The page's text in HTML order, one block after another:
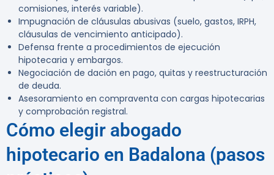
comisiones, interés variable).
Impugnación de cláusulas abusivas (suelo, gastos, IRPH,
cláusulas de vencimiento anticipado).
Defensa frente a procedimientos de ejecución
hipotecaria y embargos.
Negociación de dación en pago, quitas y reestructuración
de deuda.
Asesoramiento en compraventa con cargas hipotecarias
y comprobación registral.
Cómo elegir abogado
hipotecario en Badalona (pasos